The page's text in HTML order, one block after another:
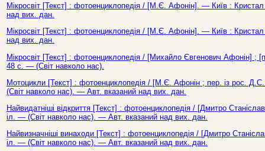
Мікросвіт [Текст] : фотоенциклопедія / [М.Є. Афонін]. — Київ :
над вих. дан.
Мікросвіт [Текст] : фотоенциклопедія / [М.Є. Афонін]. — Київ :
над вих. дан.
Мікросвіт [Текст] : фотоенциклопедія / [Михайло Євгенович Афонін]
48 с. — (Світ навколо нас).
Мотоцикли [Текст] : фотоенциклопедія / [М.Є. Афонін ; пер. із рос.
(Світ навколо нас). — Авт. вказаний над вих. дан.
Найвидатніші відкриття [Текст] : фотоенциклопедія / [Дмитро
іл. — (Світ навколо нас). — Авт. вказаний над вих. дан.
Найвизначніші винаходи [Текст] : фотоенциклопедія / [Дмитро
іл. — (Світ навколо нас). — Авт. вказаний над вих. дан.